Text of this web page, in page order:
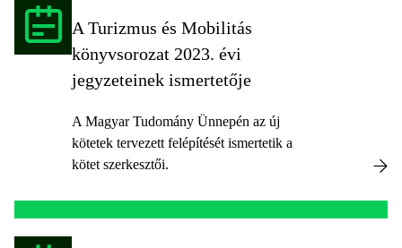
A Turizmus és Mobilitás
könyvsorozat 2023. évi
jegyzeteinek ismertetője
A Magyar Tudomány Ünnepén az új
kötetek tervezett felépítését ismertetik a
kötet szerkesztői.